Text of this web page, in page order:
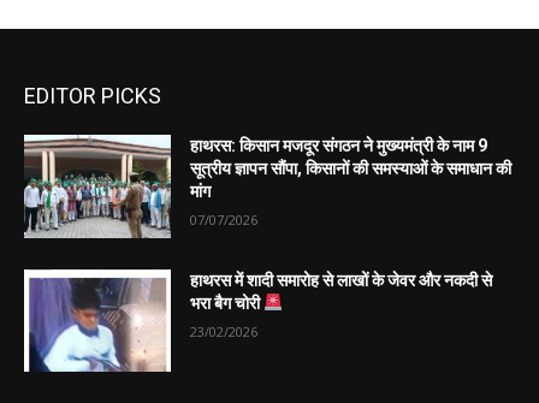
EDITOR PICKS
हाथरस: किसान मजदूर संगठन ने मुख्यमंत्री के नाम 9
सूत्रीय ज्ञापन सौंपा, किसानों की समस्याओं के समाधान की
मांग
07/07/2026
हाथरस में शादी समारोह से लाखों के जेवर और नकदी से
भरा बैग चोरी
23/02/2026